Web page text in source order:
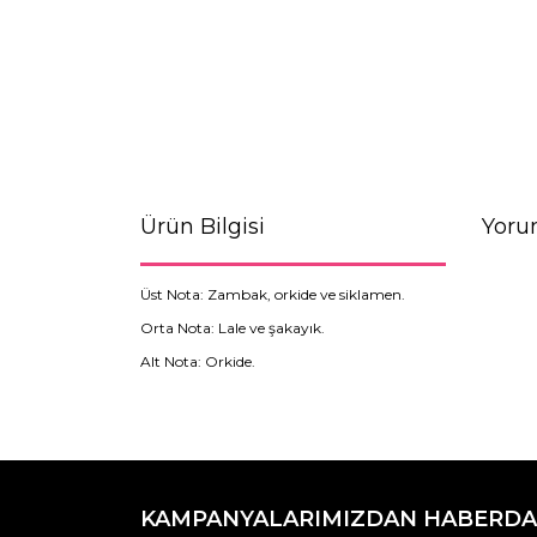
Ürün Bilgisi
Üst Nota: Zambak, orkide ve siklamen.
Orta Nota: Lale ve şakayık.
Alt Nota: Orkide.
Görüş ve önerileriniz için teşekkür ederiz.
Ürün resmi kalitesiz, bozuk veya
KAMPANYALARIMIZDAN